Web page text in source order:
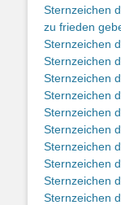
Sternzeichen
zu frieden
Sternzeichen
Sternzeichen
Sternzeichen
Sternzeichen
Sternzeichen
Sternzeichen
Sternzeichen
Sternzeichen
Sternzeichen
Sternzeichen